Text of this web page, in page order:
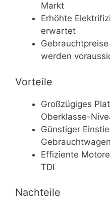
Markt
Erhöhte
erwartet
werden
Vorteile
Großzügiges
Oberklasse-
Günstiger
Effiziente
TDI
Nachteile